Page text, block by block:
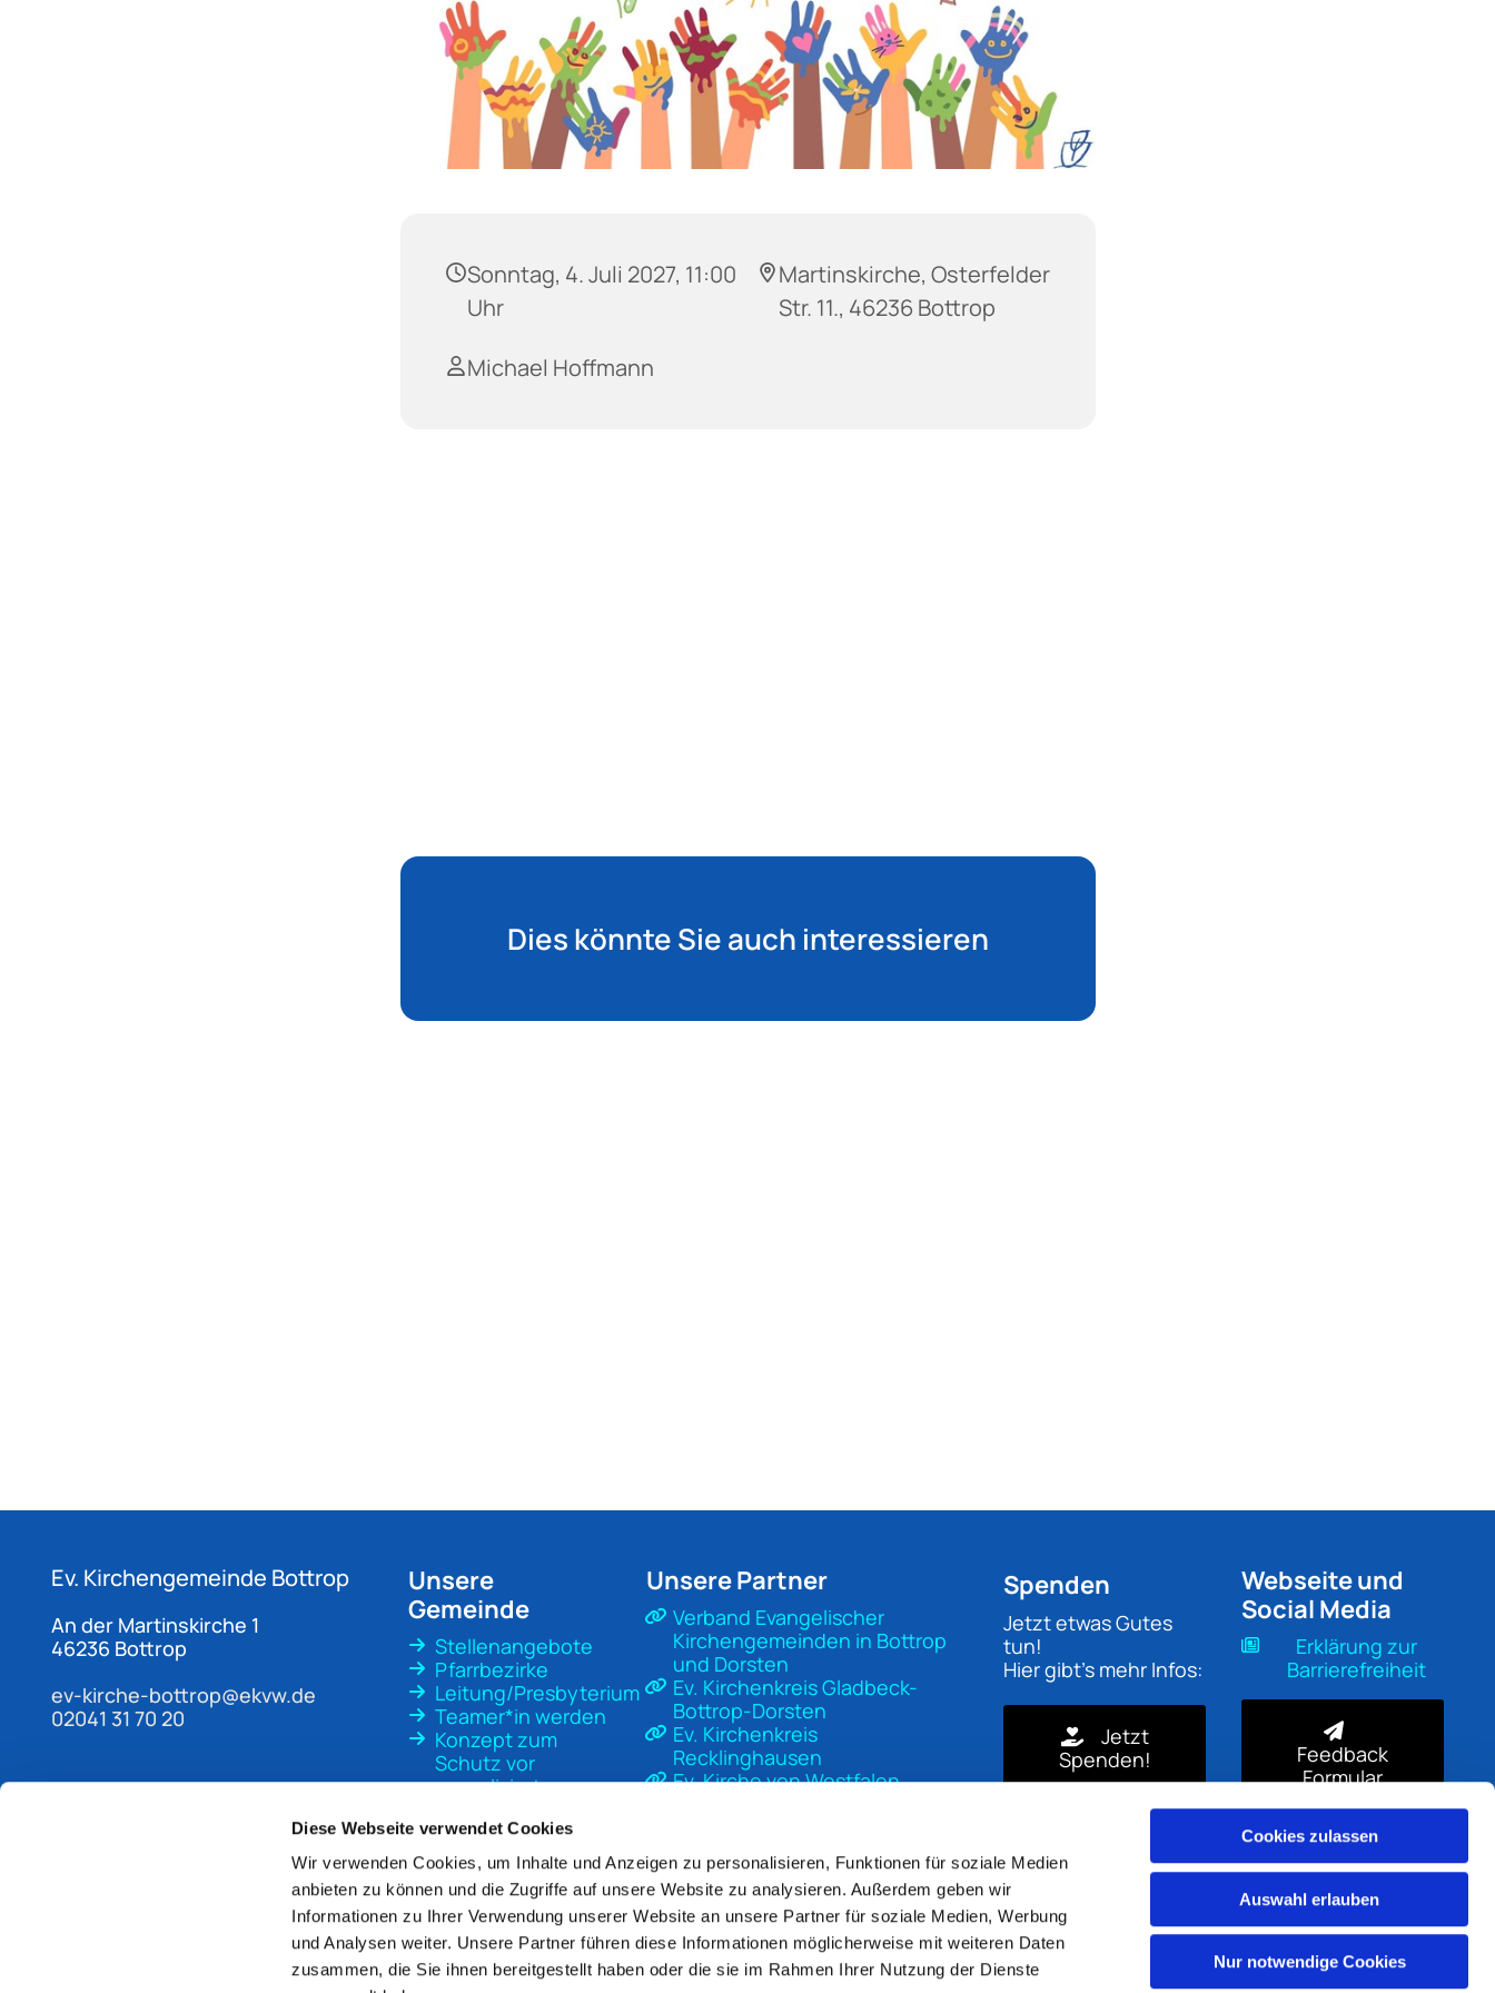
Diese Webseite verwendet Cookies
Wir verwenden Cookies, um Inhalte und Anzeigen zu personalisieren, Funktionen für soziale Medien
anbieten zu können und die Zugriffe auf unsere Website zu analysieren. Außerdem geben wir
Informationen zu Ihrer Verwendung unserer Website an unsere Partner für soziale Medien, Werbung
und Analysen weiter. Unsere Partner führen diese Informationen möglicherweise mit weiteren Daten
zusammen, die Sie ihnen bereitgestellt haben oder die sie im Rahmen Ihrer Nutzung der Dienste
Cookies zulassen
Auswahl erlauben
Nur notwendige Cookies
Sonntag, 4. Juli 2027, 11:00
Uhr
Martinskirche, Osterfelder
Str. 11., 46236 Bottrop
Michael Hoffmann
Dies könnte Sie auch interessieren
Ev. Kirchengemeinde Bottrop
An der Martinskirche 1
46236 Bottrop
ev-kirche-bottrop@ekvw.de
02041 31 70 20
Unsere
Gemeinde
Stellenangebote
Pfarrbezirke
Leitung/Presbyterium
Teamer*in werden
Konzept zum
Schutz vor
sexualisierter
Unsere Partner
Verband Evangelischer
Kirchengemeinden in Bottrop
und Dorsten
Ev. Kirchenkreis Gladbeck-
Bottrop-Dorsten
Ev. Kirchenkreis
Recklinghausen
Ev. Kirche von Westfalen
Bottrop-Dorsten
Unsere Kirche
Mach Kirche
Spenden
Jetzt etwas Gutes
tun!
Hier gibt's mehr Infos:
Jetzt
Spenden!
Webseite und
Social Media
Erklärung zur
Barrierefreiheit
Feedback
Formular